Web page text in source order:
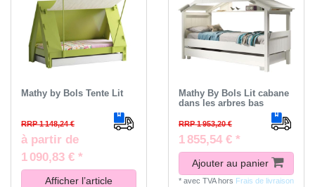
Mathy by Bols Tente Lit
RRP 1 148,24 €
à partir de
1 090,83 € *
Afficher l’article
Mathy By Bols Lit cabane
dans les arbres bas
RRP 1 953,20 €
1 855,54 € *
Ajouter au panier
* avec TVAhors Frais de livraison